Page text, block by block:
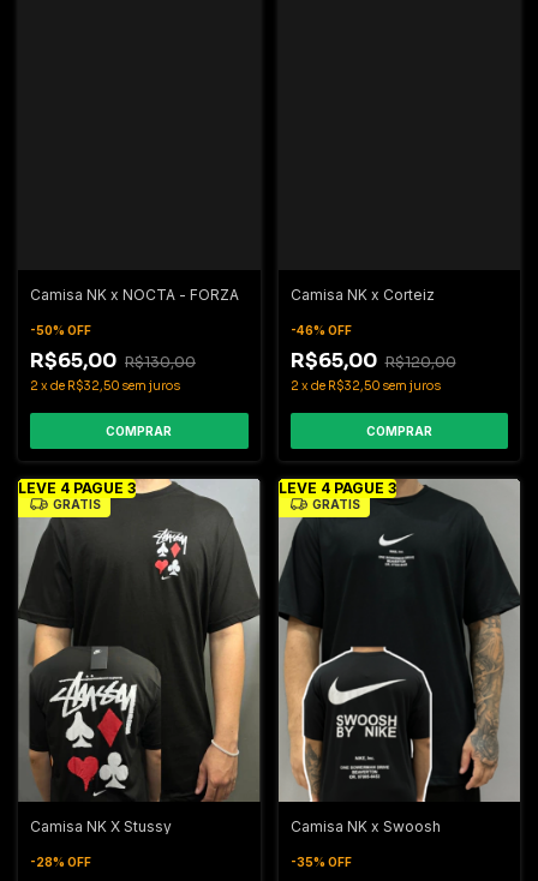
Camisa NK x NOCTA - FORZA
-50% OFF
R$65,00 R$130,00
2 xde R$32,50 sem juros
COMPRAR
Camisa NK x Corteiz
-46% OFF
R$65,00 R$120,00
2 xde R$32,50 sem juros
COMPRAR
LEVE 4 PAGUE 3
GRÁTIS
Camisa NK X Stussy
-28% OFF
LEVE 4 PAGUE 3
GRÁTIS
Camisa NK x Swoosh
-35% OFF